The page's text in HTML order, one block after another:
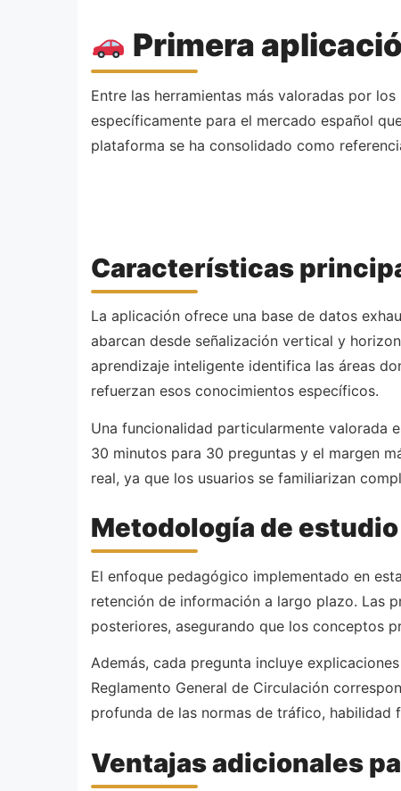
Primera
Entre las herramientas más valoradas por
específicamente para el mercado español
plataforma se ha consolidado como
Características
La aplicación ofrece una base de datos
abarcan desde señalización vertical y
aprendizaje inteligente identifica las áreas
refuerzan esos conocimientos específicos.
Una funcionalidad particularmente valorada
30 minutos para 30 preguntas y el margen
real, ya que los usuarios se familiarizan
Metodología de
El enfoque pedagógico implementado en
retención de información a largo plazo. Las
posteriores, asegurando que los conceptos
Además, cada pregunta incluye
Reglamento General de Circulación
profunda de las normas de tráfico, habilidad
Ventajas adicionales